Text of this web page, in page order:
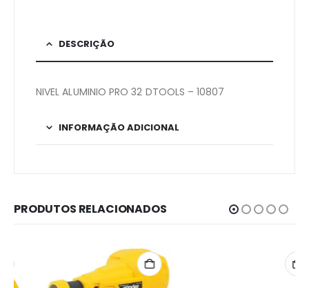
DESCRIÇÃO
NIVEL ALUMINIO PRO 32 DTOOLS – 10807
INFORMAÇÃO ADICIONAL
PRODUTOS RELACIONADOS